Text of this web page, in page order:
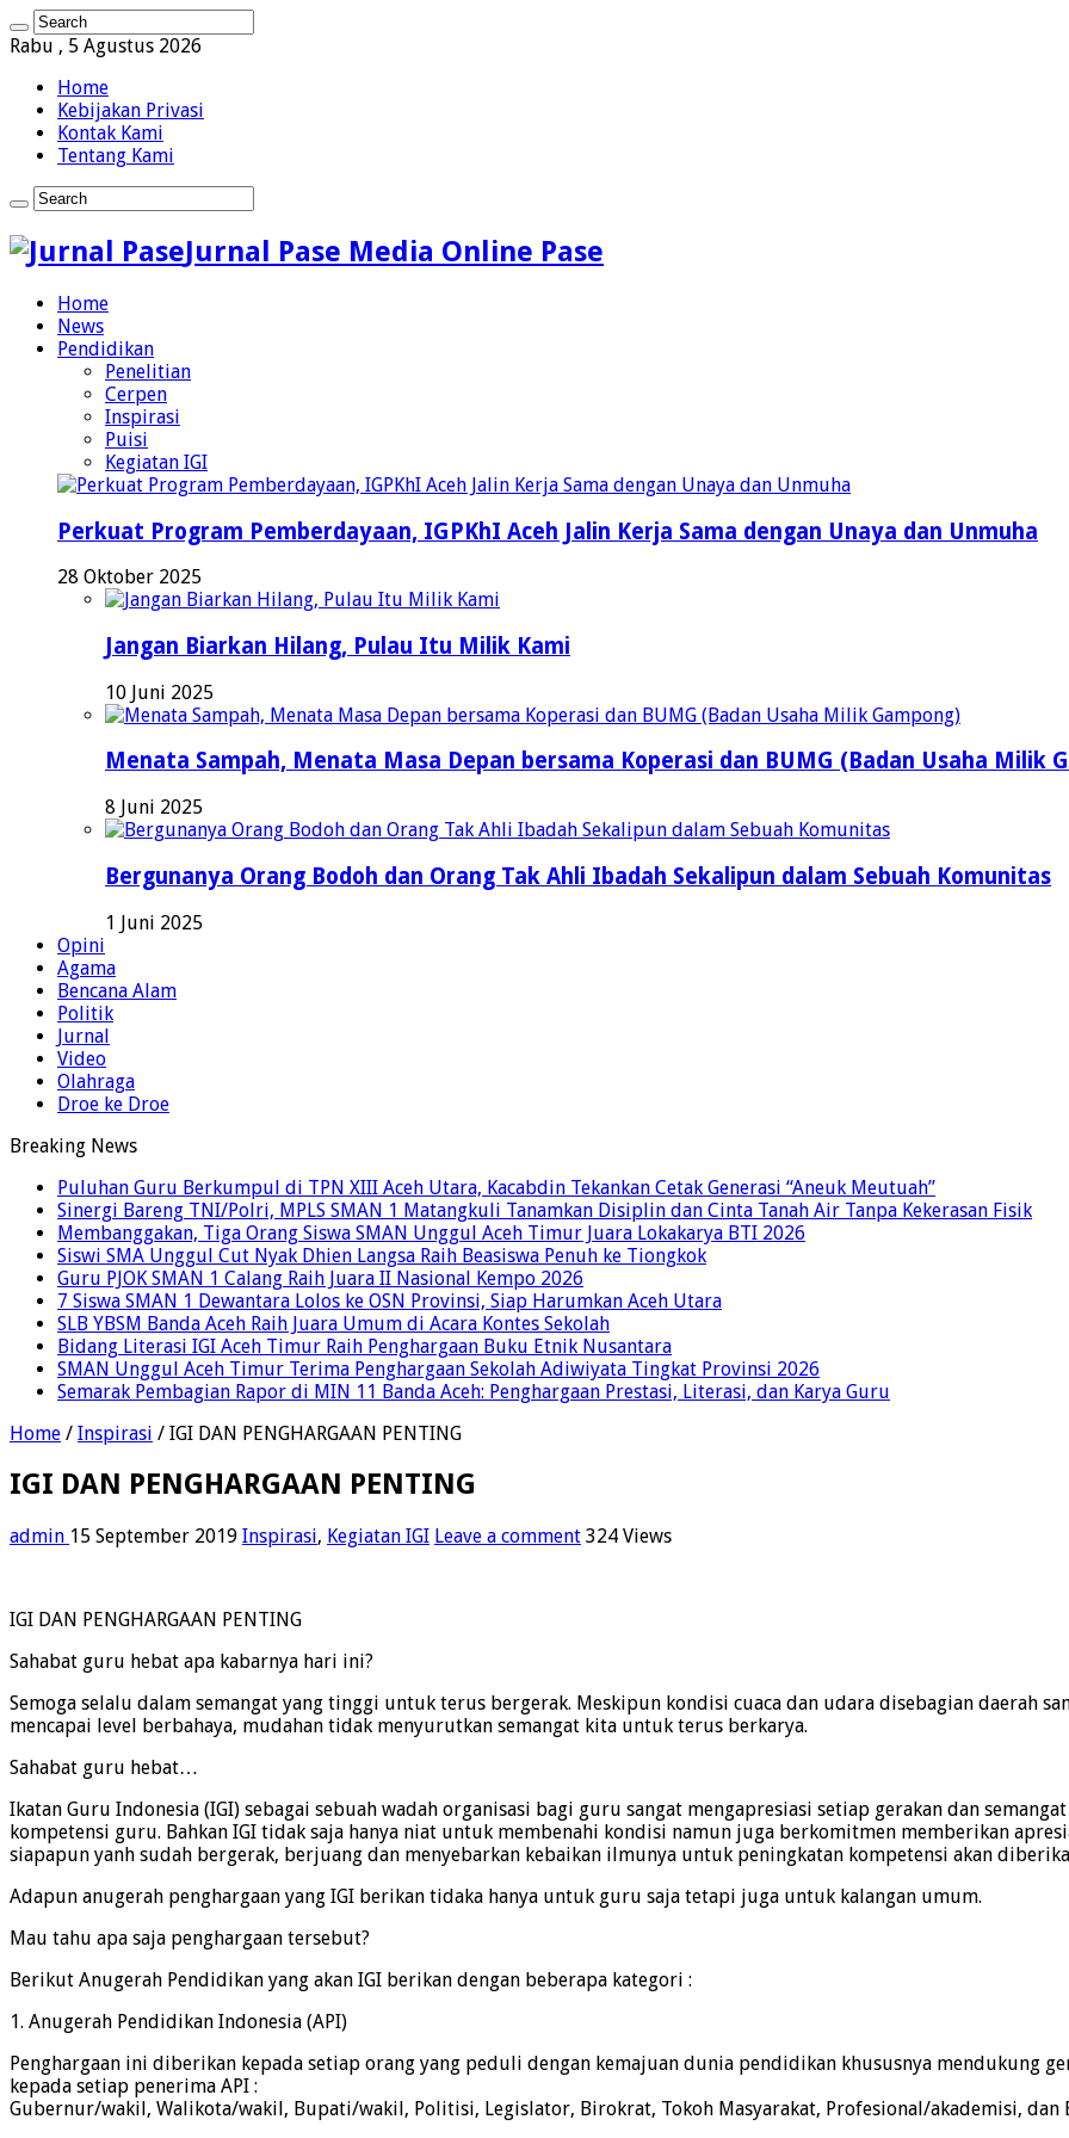
Rabu , 5 Agustus 2026
Home
Kebijakan Privasi
Kontak Kami
Tentang Kami
Jurnal Pase Media Online Pase
Home
News
Pendidikan
Penelitian
Cerpen
Inspirasi
Puisi
Kegiatan IGI
Perkuat Program Pemberdayaan, IGPKhI Aceh Jalin Kerja Sama dengan Unaya dan Unmuha
28 Oktober 2025
Jangan Biarkan Hilang, Pulau Itu Milik Kami
10 Juni 2025
Menata Sampah, Menata Masa Depan bersama Koperasi dan BUMG (Badan Usaha Milik
8 Juni 2025
Bergunanya Orang Bodoh dan Orang Tak Ahli Ibadah Sekalipun dalam Sebuah Komunitas
1 Juni 2025
Opini
Agama
Bencana Alam
Politik
Jurnal
Video
Olahraga
Droe ke Droe
Breaking News
Puluhan Guru Berkumpul di TPN XIII Aceh Utara, Kacabdin Tekankan Cetak Generasi “Aneuk Meutuah”
Sinergi Bareng TNI/Polri, MPLS SMAN 1 Matangkuli Tanamkan Disiplin dan Cinta Tanah Air Tanpa Kekerasan Fisik
Membanggakan, Tiga Orang Siswa SMAN Unggul Aceh Timur Juara Lokakarya BTI 2026
Siswi SMA Unggul Cut Nyak Dhien Langsa Raih Beasiswa Penuh ke Tiongkok
Guru PJOK SMAN 1 Calang Raih Juara II Nasional Kempo 2026
7 Siswa SMAN 1 Dewantara Lolos ke OSN Provinsi, Siap Harumkan Aceh Utara
SLB YBSM Banda Aceh Raih Juara Umum di Acara Kontes Sekolah
Bidang Literasi IGI Aceh Timur Raih Penghargaan Buku Etnik Nusantara
SMAN Unggul Aceh Timur Terima Penghargaan Sekolah Adiwiyata Tingkat Provinsi 2026
Semarak Pembagian Rapor di MIN 11 Banda Aceh: Penghargaan Prestasi, Literasi, dan Karya Guru
Home / Inspirasi / IGI DAN PENGHARGAAN PENTING
IGI DAN PENGHARGAAN PENTING
admin 15 September 2019 Inspirasi, Kegiatan IGI Leave a comment 324 Views
IGI DAN PENGHARGAAN PENTING
Sahabat guru hebat apa kabarnya hari ini?
Semoga selalu dalam semangat yang tinggi untuk terus bergerak. Meskipun kondisi cuaca dan udara disebagian daerah
mencapai level berbahaya, mudahan tidak menyurutkan semangat kita untuk terus berkarya.
Sahabat guru hebat…
Ikatan Guru Indonesia (IGI) sebagai sebuah wadah organisasi bagi guru sangat mengapresiasi setiap gerakan dan
kompetensi guru. Bahkan IGI tidak saja hanya niat untuk membenahi kondisi namun juga berkomitmen memberikan
siapapun yanh sudah bergerak, berjuang dan menyebarkan kebaikan ilmunya untuk peningkatan kompetensi akan
Adapun anugerah penghargaan yang IGI berikan tidaka hanya untuk guru saja tetapi juga untuk kalangan umum.
Mau tahu apa saja penghargaan tersebut?
Berikut Anugerah Pendidikan yang akan IGI berikan dengan beberapa kategori :
1. Anugerah Pendidikan Indonesia (API)
Penghargaan ini diberikan kepada setiap orang yang peduli dengan kemajuan dunia pendidikan khususnya mendukung
kepada setiap penerima API :
Gubernur/wakil, Walikota/wakil, Bupati/wakil, Politisi, Legislator, Birokrat, Tokoh Masyarakat, Profesional/akademisi, dan